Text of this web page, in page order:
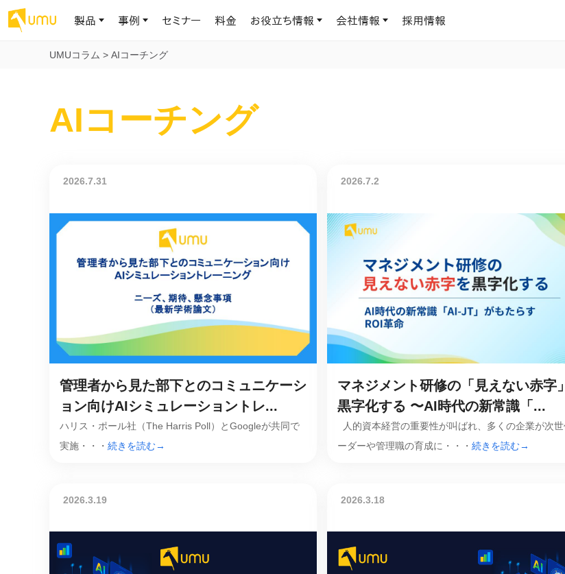
製品
AIリテラシーコース
大規模言語モデル時代のAIリテラ
プロンプトリテラシーのミニコ
まで。AIを使いこなすプロンプトリテ
ラシーの習得
AIリテラシー アセスメント
織変革を推進する人材の発掘・育
AI人材育成：次世代トップセー
営業担当者のAI活用力を高め、成
約率向上を実現
化し、業務スピードを加速
AI人材育成：タイムマネジメント
AIでタスクの優先順位を瞬時に判
断。 時間の管理からエネルギーの
AIロープレ
果的な会話パターンの習得。マネー
ジャーの指導力から、営業担当者
マネジメント課題を特定。個別フィ
ードバックでスキルを定着
uShow
製品紹介や営業トレーニングといっ
た、重要なビジネスプレゼンに最適
化されたPPTスピーチ練習
AIバーチャル講師の動画をワンクリ
ックで作成。企業研修やマニュアル
ラーニングサークル
事例
お客様の課題解決のプロセスと成果を、インタビュー記事でご紹介し
UMUをご利用中のお客様から寄せられた、リアルなご感想や喜びの
導入企業一覧
2.8万社以上が導入した信頼と実績の一覧を、こちらでご覧いただけ
セミナー 料金 お役立ち情報
AI活用や人材育成に役立つ、課題解決のための資料を無料でご提
供します
イベントやプレスリリースなど、UMUに関する最新の公式情報をお届
UMUコースマーケット
プロが作成した質の高い研修コースを購入し、即座に自社で導入で
サービスのご利用方法や料金など、多く寄せ
会社情報
世界203カ国・国内28,000社以上の導入実績と基本情報
AI時代に、人間の可能性を拡張する。学びと人的資本の未来
代表と各分野の顧問・アドバイザーをご紹介
ISO認証取得済み。最高水準のセキュリティ体制
採用情報
UMUコラム > AIコーチング
AIコーチング
2026.7.31
管理者から見た部下とのコミュニケーシ
ョン向けAIシミュレーショントレ...
ハリス・ポール社（The Harris Poll）とGoogleが共同で
実施・・・ 続きを読む→
2026.7.2
マネジメント研修の「見えない赤字
黒字化する 〜AI時代の新常識「...
人的資本経営の重要性が叫ばれ、多くの企業が次世
ーダーや管理職の育成に・・・ 続きを読む→
2026.3.19 2026.3.18